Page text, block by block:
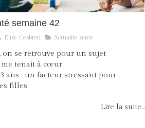
semaine 42
Elise Cesbron Actualite sante
on se retrouve pour un sujet
tenait à cœur.
ans : un facteur stressant pour
filles
Lire la suite...